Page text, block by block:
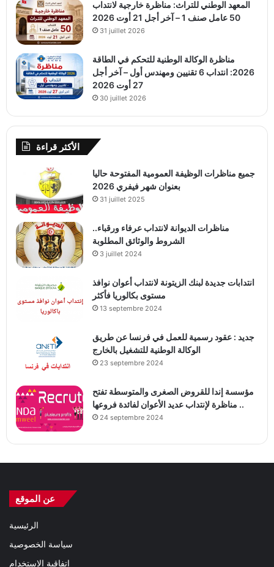
المعهد الوطني للتراث: مناظرة خارجية لانتداب
50 عامل صنف 1 – آخر أجل 21 أوت 2026
31 juillet 2026
مناظرة الوكالة الوطنية للتحكم في الطاقة
2026: انتداب 6 تقنيين ومهندس أول – آخر أجل
27 أوت 2026
30 juillet 2026
الأكثر قراءة
جميع مناظرات الوظيفة العمومية المفتوحة حاليا
بعنوان شهر فيفري 2026
31 juillet 2025
مناظرات الديوانة لانتداب عرفاء ورقباء..
الشروط والوثائق المطلوبة
3 juillet 2024
انتدابات جديدة لبنك الزيتونة لانتداب أعوان نوافذ
مستوى بكالوريا فأكثر
13 septembre 2024
جديد : عقود رسمية للعمل في فرنسا عن طريق
الوكالة الوطنية للتشغيل بالخارج
23 septembre 2024
مؤسسة إندا للقروض الصغرى والمتوسطة تفتح
مناظرة لإنتداب عديد الأعوان لفائدة فروعها ..
24 septembre 2024
عن الموقع
الرئيسية
سياسة الخصوصية
اتفاقية الاستخدام